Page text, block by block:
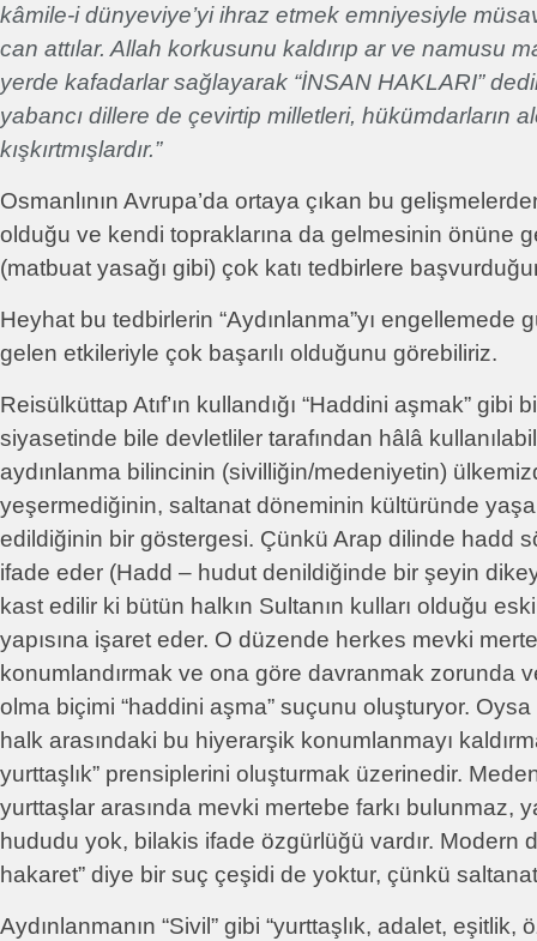
kâmile-i dünyeviye’yi ihraz etmek emniyesiyle
can attılar. Allah korkusunu kaldırıp ar ve namusu
yerde kafadarlar sağlayarak “İNSAN HAKLARI”
yabancı dillere de çevirtip milletleri, hükümdarların
kışkırtmışlardır.”
Osmanlının Avrupa’da ortaya çıkan bu
olduğu ve kendi topraklarına da gelmesinin önüne
(matbuat yasağı gibi) çok katı tedbirlere
Heyhat bu tedbirlerin “Aydınlanma”yı engellemede
gelen etkileriyle çok başarılı olduğunu görebiliriz.
Reisülküttap Atıf’ın kullandığı “Haddini aşmak”
siyasetinde bile devletliler tarafından hâlâ
aydınlanma bilincinin (sivilliğin/medeniyetin)
yeşermediğinin, saltanat döneminin kültüründe
edildiğinin bir göstergesi. Çünkü Arap dilinde hadd
ifade eder (Hadd – hudut denildiğinde bir şeyin dikey
kast edilir ki bütün halkın Sultanın kulları olduğu
yapısına işaret eder. O düzende herkes mevki
konumlandırmak ve ona göre davranmak zorunda
olma biçimi “haddini aşma” suçunu oluşturyor. Oysa
halk arasındaki bu hiyerarşik konumlanmayı
yurttaşlık” prensiplerini oluşturmak üzerinedir.
yurttaşlar arasında mevki mertebe farkı bulunmaz,
hududu yok, bilakis ifade özgürlüğü vardır. Modern
hakaret” diye bir suç çeşidi de yoktur, çünkü
Aydınlanmanın “Sivil” gibi “yurttaşlık, adalet, eşitlik,